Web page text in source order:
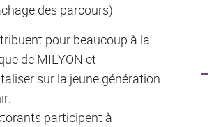
des parcours)
pour beaucoup à la
de MILYON et
sur la jeune génération
participent à